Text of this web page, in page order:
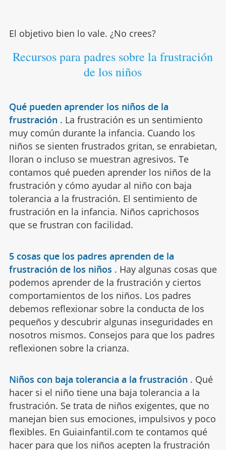
El objetivo bien lo vale. ¿No crees?
Recursos para padres sobre la frustración
de los niños
Qué pueden aprender los niños de la
frustración . La frustración es un sentimiento
muy común durante la infancia. Cuando los
niños se sienten frustrados gritan, se enrabietan,
lloran o incluso se muestran agresivos. Te
contamos qué pueden aprender los niños de la
frustración y cómo ayudar al niño con baja
tolerancia a la frustración. El sentimiento de
frustración en la infancia. Niños caprichosos
que se frustran con facilidad.
5 cosas que los padres aprenden de la
frustración de los niños . Hay algunas cosas que
podemos aprender de la frustración y ciertos
comportamientos de los niños. Los padres
debemos reflexionar sobre la conducta de los
pequeños y descubrir algunas inseguridades en
nosotros mismos. Consejos para que los padres
reflexionen sobre la crianza.
Niños con baja tolerancia a la frustración . Qué
hacer si el niño tiene una baja tolerancia a la
frustración. Se trata de niños exigentes, que no
manejan bien sus emociones, impulsivos y poco
flexibles. En Guiainfantil.com te contamos qué
hacer para que los niños acepten la frustración